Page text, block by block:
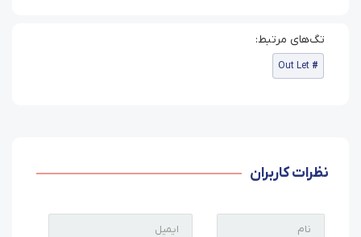
Out Let
نظرات کاربران